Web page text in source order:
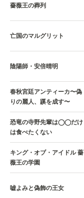
薔薇王の葬列
亡国のマルグリット
陰陽師・安倍晴明
春秋宮廷アンティーカ〜偽
りの麗人、蹊を成す〜
恐竜の寺野先輩は◯◯だけ
は食べたくない
キング・オブ・アイドル 薔
薇王の学園
嘘よみと偽飾の王女